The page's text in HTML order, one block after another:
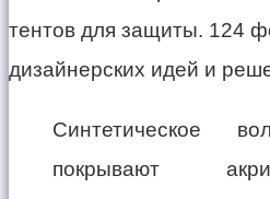
Синтетическое
покрывают